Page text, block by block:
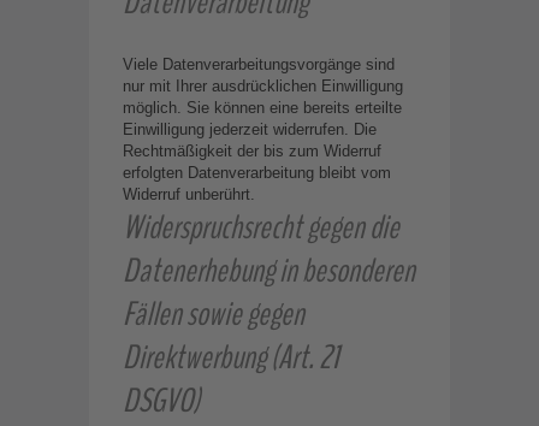
Viele Datenverarbeitungsvorgänge sind
nur mit Ihrer ausdrücklichen Einwilligung
möglich. Sie können eine bereits erteilte
Einwilligung jederzeit widerrufen. Die
Rechtmäßigkeit der bis zum Widerruf
erfolgten Datenverarbeitung bleibt vom
Widerruf unberührt.
Widerspruchsrecht gegen die
Datenerhebung in besonderen
Fällen sowie gegen
Direktwerbung (Art. 21
DSGVO)